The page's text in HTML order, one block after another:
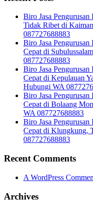
Biro Jasa Pengurusan
Tidak Ribet di
087727688883
Biro Jasa Pengurusan
Cepat di
087727688883
Biro Jasa Pengurusan
Cepat di Kepulauan
Hubungi WA
Biro Jasa Pengurusan
Cepat di Bolaang
WA 087727688883
Biro Jasa Pengurusan
Cepat di Klungkung,
087727688883
Recent Comments
A WordPress
Archives